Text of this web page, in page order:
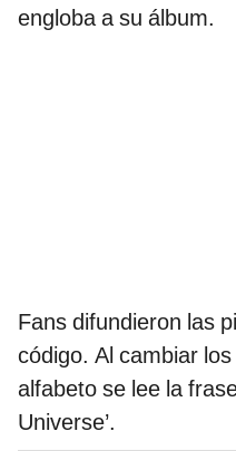
engloba a su álbum.
Fans difundieron las
código. Al cambiar
alfabeto se lee la
Universe’.